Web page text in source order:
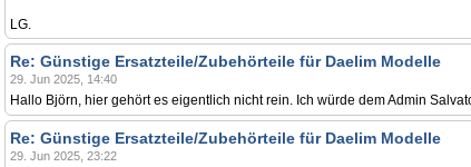
LG.
Re: Günstige Ersatzteile/Zubehörteile für Daelim Modelle
29. Jun 2025, 14:40
Hallo Björn, hier gehört es eigentlich nicht rein. Ich würde dem Admin
Re: Günstige Ersatzteile/Zubehörteile für Daelim Modelle
29. Jun 2025, 23:22